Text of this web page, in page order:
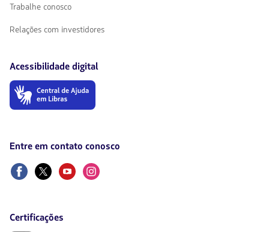
Trabalhe conosco
Relações com investidores
Acessibilidade digital
O
será
nova
aba.
Entre em contato conosco
FacebookTwitterYoutubeInstagram
Certificações